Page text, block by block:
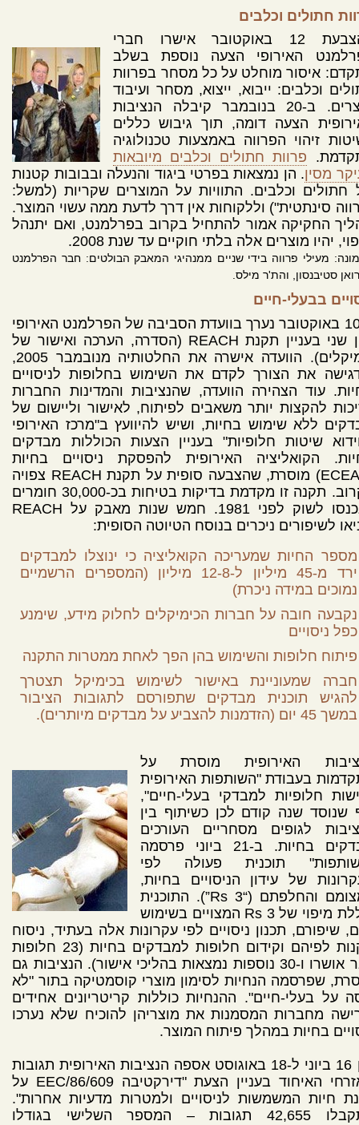
חתולים וכלבים
בהצבעת 12 באוקטובר אישרו חברי
האירופי הצעה נוספת בשלב
איסור מוחלט על כל מסחר בפרוות
וכלבים: ייבוא, ייצוא, מסחר ועיבוד
מוצרים. ב-20 בנובמבר קיבלה הנציבות
הצעה דומה, תוך גיבוש כללים
זיהוי הפרווה באמצעות טכנולוגיה
פרוות חתולים וכלבים מיובאות
מסין. הן נמצאות בפרטי ביגוד והנעלה ובבובות קטנות
חתולים וכלבים. התוויות על המוצרים שקריות (למשל:
סינתטית") וללקוחות אין דרך לדעת ממה עשוי המוצר.
החקיקה אמור להתחיל בקרוב בפרלמנט, ואם יתנהל
יהיו מוצרים אלה בלתי חוקיים עד שנת 2008.
מעילי פרווה בידי שניים ממנהיגי המאבק הבולטים: חבר הפרלמנט
סטיבנסון, והת'ר מילס.
בבעלי-חיים
ב-10 באוקטובר נערך בוועדת הסביבה של הפרלמנט האירופי
דיון שני בעניין תקנת REACH (הסדרה, הערכה ואישור של
כימיקלים). הוועדה אישרה את החלטותיה מנובמבר 2005,
את הצורך לקדם את השימוש בחלופות לניסויים
עוד הצהירה הוועדה, שהנציבות והמדינות החברות
להקצות יותר משאבים לפיתוח, לאישור וליישום של
ללא שימוש בחיות, ושיש להיוועץ ב"מרכז האירופי
שיטות חלופיות" בעניין הצעות הכוללות מבדקים
הקואליציה האירופית להפסקת ניסויים בחיות
(ECEAE) מוסרת, שהצבעה סופית על תקנת REACH צפויה
בקרוב. תקנה זו מקדמת בדיקות בטיחות בכ-30,000 חומרים
שנכנסו לשוק לפני 1981. חמש שנות מאבק על REACH
לשיפורים ניכרים בנוסח הטיוטה הסופית:
מספר החיות שמעריכה הקואליציה כי ינוצלו למבדקים
ירד מ-45 מיליון ל-12-8 מיליון (המספרים הרשמיים
נמוכים במידה ניכרת)
נקבעה חובה על חברות הכימיקלים לחלוק מידע, שימנע
כפל ניסויים
פיתוח חלופות והשימוש בהן הפך לאחת ממטרות התקנה
חברה שמעוניינת באישור לשימוש בכימיקל תצטרך
להגיש תוכנית מבדקים שתפורסם לתגובות הציבור
במשך 45 יום (הזדמנות להצביע על מבדקים מיותרים).
האירופית מוסרת על
בעבודת "השותפות האירופית
חלופיות למבדקי בעלי-חיים",
שנוסד שנה קודם לכן כשיתוף בין
לגופים מסחריים העורכים
מבדקים בחיות. ב-21 ביוני פרסמה
תוכנית פעולה לפי
של עידון הניסויים בחיות,
צמצומם והחלפתם (“3 Rs”). התוכנית
כוללת מיפוי של 3 Rs המצויים בשימוש
שיפורם, תכנון ניסויים לפי עקרונות אלה בעתיד, ניסוח
תקנות לפיהם וקידום חלופות למבדקים בחיות (23 חלופות
כבר אושרו ו-30 נוספות נמצאות בהליכי אישור). הנציבות גם
שפרסמה הנחיות לסימון מוצרי קוסמטיקה בתור "לא
על בעלי-חיים". ההנחיות כוללות קריטריונים אחידים
מחברות המסמנות את מוצריהן להוכיח שלא נערכו
בחיות במהלך פיתוח המוצר.
בין 16 ביוני ל-18 באוגוסט אספה הנציבות האירופית תגובות
מאזרחי האיחוד בעניין הצעת "דירקטיבה 86/609/EEC על
חיות המשמשות לניסויים ולמטרות מדעיות אחרות".
התקבלו 42,655 תגובות – המספר השלישי בגודלו